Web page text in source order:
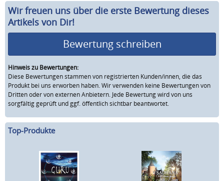
Wir freuen uns über die erste Bewertung dieses
Artikels von Dir!
Bewertung schreiben
Hinweis zu Bewertungen:
Diese Bewertungen stammen von registrierten Kunden/innen, die das
Produkt bei uns erworben haben. Wir verwenden keine Bewertungen von
Dritten oder von externen Anbietern. Jede Bewertung wird von uns
sorgfältig geprüft und ggf. öffentlich sichtbar beantwortet.
Top-Produkte